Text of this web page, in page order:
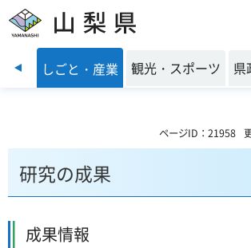
山梨県
前のスライドを表示
境 しごと・産業 観光・スポーツ 県
ページID：21958
研究の成果
成果情報